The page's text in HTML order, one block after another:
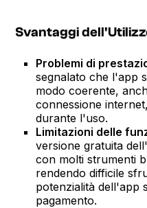
Svantaggi
Problemi di
segnalato che l'app
modo coerente,
connessione
durante l'uso.
Limitazioni delle
versione gratuita
con molti strumenti
rendendo difficile
potenzialità dell'app
pagamento.